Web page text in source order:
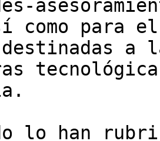
como para
destinadas
lo han